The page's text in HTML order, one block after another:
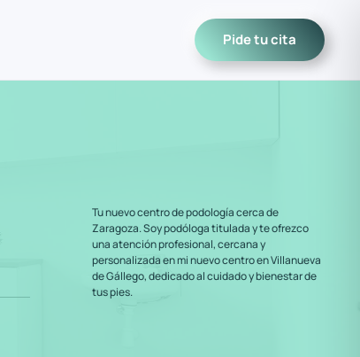
Pide tu cita
Tu nuevo centro de podología cerca de
Zaragoza. Soy podóloga titulada y te ofrezco
una atención profesional, cercana y
personalizada en mi nuevo centro en Villanueva
de Gállego, dedicado al cuidado y bienestar de
tus pies.